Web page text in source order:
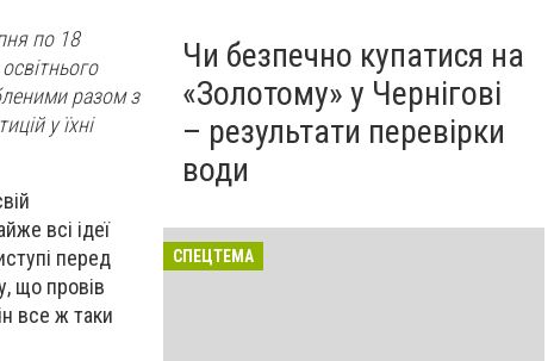
по 18
разом з
йуїхні
всі ідеї
перед
що провів
все ж таки
Чи безпечно купатися на
«Золотому» у Чернігові
– результати перевірки
води
СПЕЦТЕМА